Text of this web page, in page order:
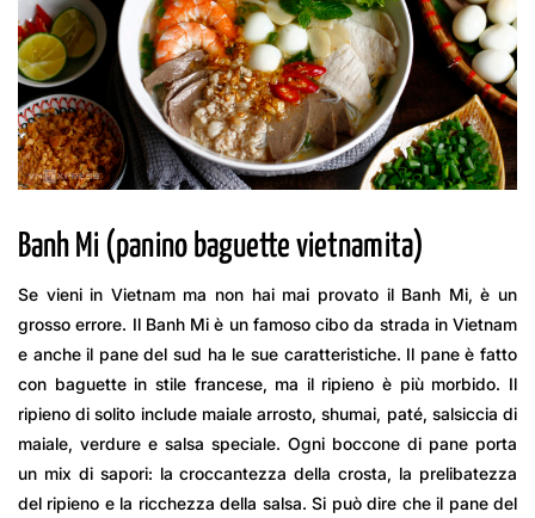
Banh Mi (panino baguette vietnamita)
Se vieni in Vietnam ma non hai mai provato il Banh Mi, è un
grosso errore. Il Banh Mi è un famoso cibo da strada in Vietnam
e anche il pane del sud ha le sue caratteristiche. Il pane è fatto
con baguette in stile francese, ma il ripieno è più morbido. Il
ripieno di solito include maiale arrosto, shumai, paté, salsiccia di
maiale, verdure e salsa speciale. Ogni boccone di pane porta
un mix di sapori: la croccantezza della crosta, la prelibatezza
del ripieno e la ricchezza della salsa. Si può dire che il pane del